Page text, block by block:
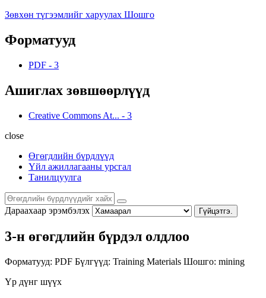
Зөвхөн түгээмлийг харуулах Шошго
Форматууд
PDF - 3
Ашиглах зөвшөөрлүүд
Creative Commons At... - 3
close
Өгөгдлийн бүрдлүүд
Үйл ажиллагааны урсгал
Танилцуулга
Дараахаар эрэмбэлэх Гүйцэтгэ.
3-н өгөгдлийн бүрдэл олдлоо
Форматууд: PDF Бүлгүүд: Training Materials Шошго: mining
Үр дүнг шүүх